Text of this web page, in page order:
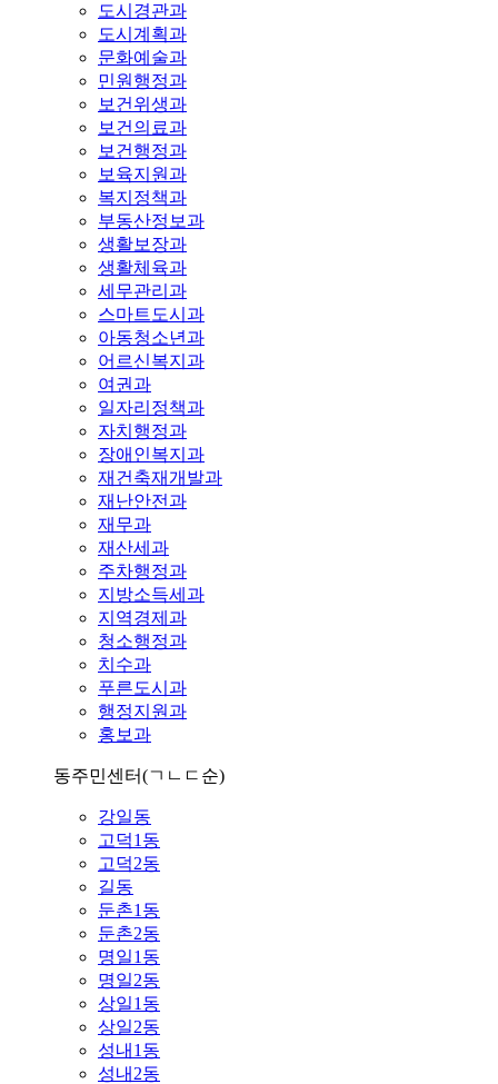
도시경관과
도시계획과
문화예술과
민원행정과
보건위생과
보건의료과
보건행정과
보육지원과
복지정책과
부동산정보과
생활보장과
생활체육과
세무관리과
스마트도시과
아동청소년과
어르신복지과
여권과
일자리정책과
자치행정과
장애인복지과
재건축재개발과
재난안전과
재무과
재산세과
주차행정과
지방소득세과
지역경제과
청소행정과
치수과
푸른도시과
행정지원과
홍보과
동주민센터(ㄱㄴㄷ순)
강일동
고덕1동
고덕2동
길동
둔촌1동
둔촌2동
명일1동
명일2동
상일1동
상일2동
성내1동
성내2동